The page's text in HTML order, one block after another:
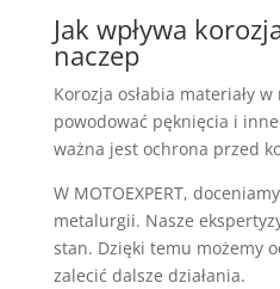
Jak wpływa
naczep
Korozja osłabia materiały
powodować pęknięcia i
ważna jest ochrona przed
W MOTOEXPERT,
metalurgii. Nasze
stan. Dzięki temu możemy
zalecić dalsze działania.